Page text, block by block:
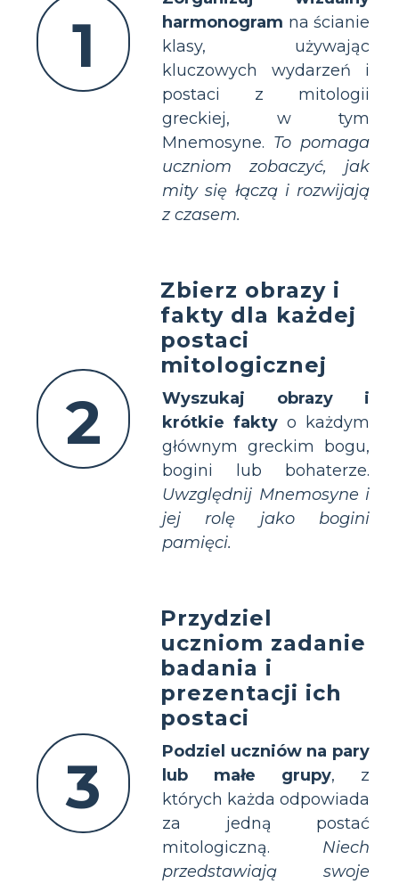
1
harmonogram na ścianie
klasy, używając
kluczowych wydarzeń i
postaci z mitologii
greckiej, w tym
Mnemosyne. To pomaga
uczniom zobaczyć, jak
mity się łączą i rozwijają
z czasem.
2
Zbierz obrazy i
fakty dla każdej
postaci
mitologicznej
Wyszukaj obrazy i
krótkie fakty o każdym
głównym greckim bogu,
bogini lub bohaterze.
Uwzględnij Mnemosyne i
jej rolę jako bogini
pamięci.
3
Przydziel
uczniom zadanie
badania i
prezentacji ich
postaci
Podziel uczniów na pary
lub małe grupy, z
których każda odpowiada
za jedną postać
mitologiczną. Niech
przedstawiają swoje